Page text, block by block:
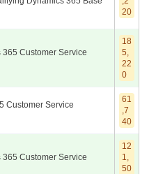
20
Customer Service
18
5,
22
0
Customer Service
61
,7
40
Customer Service
12
1,
50